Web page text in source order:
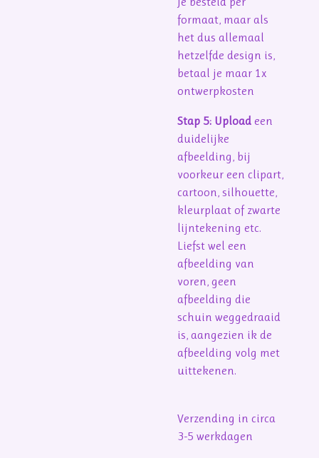
formaat, maar als
het dus allemaal
hetzelfde design is,
betaal je maar 1x
ontwerpkosten
Stap 5: Upload een
duidelijke
afbeelding, bij
voorkeur een clipart,
cartoon, silhouette,
kleurplaat of zwarte
lijntekening etc.
Liefst wel een
afbeelding van
voren, geen
afbeelding die
schuin weggedraaid
is, aangezien ik de
afbeelding volg met
uittekenen.
Verzending in circa
3-5 werkdagen